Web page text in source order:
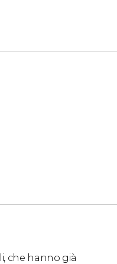
che hanno già